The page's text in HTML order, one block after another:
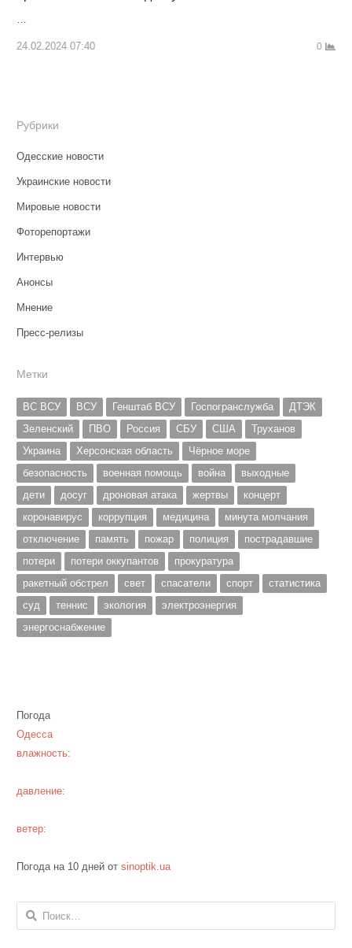
…
24.02.2024 07:40 0
Рубрики
Одесские новости
Украинские новости
Мировые новости
Фоторепортажи
Интервью
Анонсы
Мнение
Пресс-релизы
Метки
ВС ВСУ ВСУ Генштаб ВСУ Госпогранслужба
ДТЭК
Зеленский
ПВО Россия СБУ США
Труханов
Украина
Херсонская область
Чёрное море
безопасность
военная помощь война
выходные
дети
досуг дроновая атака жертвы
концерт
коронавирус
коррупция медицина
минута молчания
отключение
память пожар полиция
пострадавшие
потери
потери оккупантов
прокуратура
ракетный обстрел
свет спасатели спорт
статистика
суд
теннис экология
электроэнергия
энергоснабжение
Погода
Одесса
влажность:
давление:
ветер:
Погода на 10 дней от sinoptik.ua
Найти: